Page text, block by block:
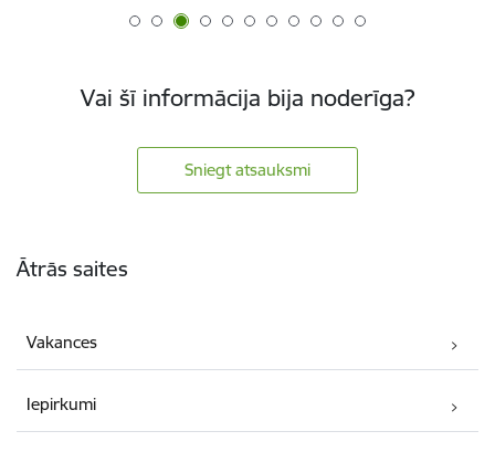
Vai šī informācija bija noderīga?
Sniegt atsauksmi
Ātrās saites
Vakances
Iepirkumi